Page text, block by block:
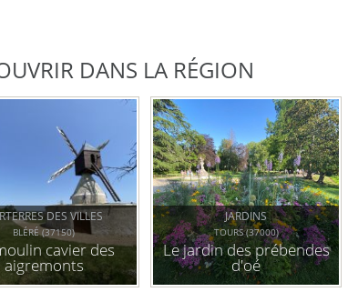
DANS LA RÉGION
DES VILLES
BLÉRÉ (37150)
cavier des
aigremonts
JARDINS
TOURS (37000)
Le jardin des prébendes
d'oé